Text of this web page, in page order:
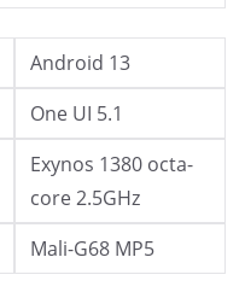
Android 13
One UI 5.1
Exynos 1380 octa-
core 2.5GHz
Mali-G68 MP5